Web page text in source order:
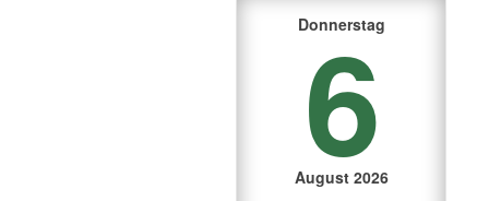
Donnerstag
6
August 2026